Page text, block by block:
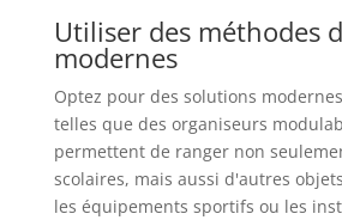
Utiliser des méthodes
modernes
Optez pour des solutions
telles que des organiseurs
permettent de ranger non
scolaires, mais aussi d'autres
les équipements sportifs ou les